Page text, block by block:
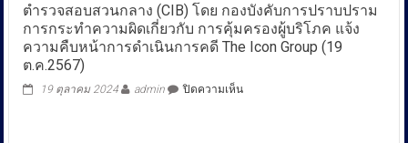
ตำรวจสอบสวนกลาง (CIB) โดย กองบังคับการปราบปราม
การกระทำความผิดเกี่ยวกับ การคุ้มครองผู้บริโภค แจ้ง
ความคืบหน้าการดำเนินการคดี The Icon Group (19
ต.ค.2567)
19 ตุลาคม 2024 admin ปิดความเห็นบน